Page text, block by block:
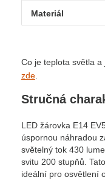
Materiál
Co je teplota světla
zde
Stručná
LED žárovka E14
úspornou náhradou
světelný tok 430
svitu 200 stupňů.
ideální pro osvětlení